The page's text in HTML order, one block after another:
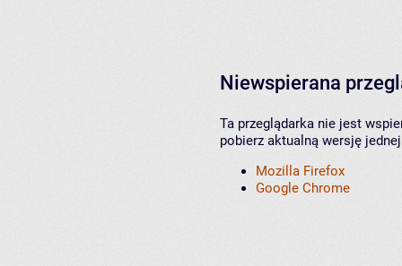
Niewspierana
Ta przeglądarka nie jest
pobierz aktualną wersję
Mozilla Firefox
Google Chrome